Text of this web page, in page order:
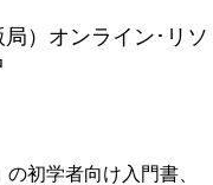
）オンライン･リソ
初学者向け入門書、